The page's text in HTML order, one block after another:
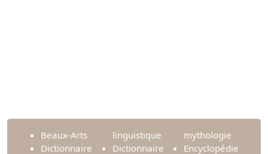
Beaux-Arts
Dictionnaire
linguistique
Dictionnaire
mythologie
Encyclopédie